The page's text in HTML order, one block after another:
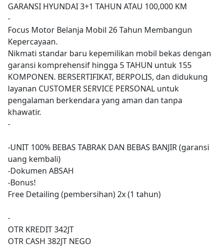
GARANSI HYUNDAI 3+1 TAHUN ATAU 100,000 KM
-
Focus Motor Belanja Mobil 26 Tahun Membangun
Kepercayaan.
Nikmati standar baru kepemilikan mobil bekas dengan
garansi komprehensif hingga 5 TAHUN untuk 155
KOMPONEN. BERSERTIFIKAT, BERPOLIS, dan didukung
layanan CUSTOMER SERVICE PERSONAL untuk
pengalaman berkendara yang aman dan tanpa
khawatir.
-
-UNIT 100% BEBAS TABRAK DAN BEBAS BANJIR (garansi
uang kembali)
-Dokumen ABSAH
-Bonus!
Free Detailing (pembersihan) 2x (1 tahun)
-
OTR KREDIT 342JT
OTR CASH 382JT NEGO